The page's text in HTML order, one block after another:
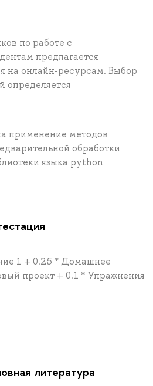
по работе с
предлагается
на онлайн-ресурсам. Выбор
определяется
применение методов
обработки
языка python
1 + 0.25 * Домашнее
проект + 0.1 * Упражнения
литература